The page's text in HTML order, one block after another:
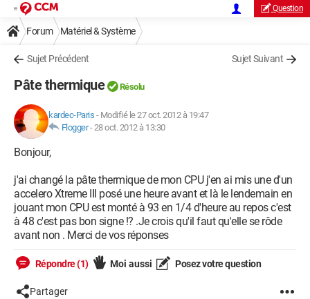
Question
Forum Matériel & Système
Sujet Précédent Sujet Suivant
Pâte thermique Résolu
kardec-Paris - Modifié le 27 oct. 2012 à 19:47
Flogger-28 oct. 2012 à 13:30
Bonjour,
j'ai changé la pâte thermique de mon CPU j'en ai mis une d'un
accelero Xtreme III posé une heure avant et là le lendemain en
jouant mon CPU est monté à 93 en 1/4 d'heure au repos c'est
à 48 c'est pas bon signe !? .Je crois qu'il faut qu'elle se rôde
avant non . Merci de vos réponses
Répondre (1) Moi aussi Posez votre question
Partager